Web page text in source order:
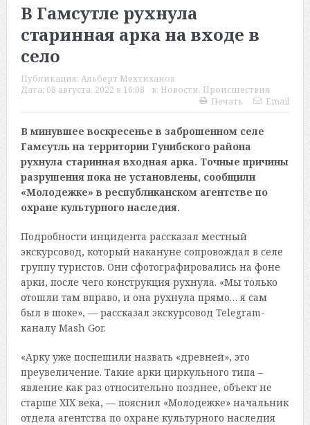
В Гамсутле рухнула
старинная арка на входе в
село
Публикация: Альберт Мехтиханов
Дата: 08 августа, 2022 в 16:08 в: Новости, Происшествия
Печать
Email
В минувшее воскресенье в заброшенном селе
Гамсутль на территории Гунибского района
рухнула старинная входная арка. Точные причины
разрушения пока не установлены, сообщили
«Молодежке» в республиканском агентстве по
охране культурного наследия.
Подробности инцидента рассказал местный
экскурсовод, который накануне сопровождал в селе
группу туристов. Они сфотографировались на фоне
арки, после чего конструкция рухнула. «Мы только
отошли там вправо, и она рухнула прямо… я сам
был в шоке», — рассказал экскурсовод Telegram-
каналу Mash Gor.
«Арку уже поспешили назвать «древней», это
преувеличение. Такие арки циркульного типа –
явление как раз относительно позднее, объект не
старше XIX века, — пояснил «Молодежке» начальник
отдела агентства по охране культурного наследия